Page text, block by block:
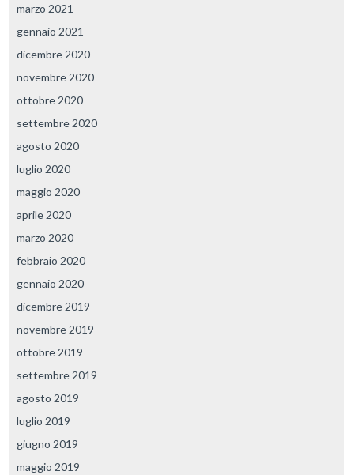
marzo 2021
gennaio 2021
dicembre 2020
novembre 2020
ottobre 2020
settembre 2020
agosto 2020
luglio 2020
maggio 2020
aprile 2020
marzo 2020
febbraio 2020
gennaio 2020
dicembre 2019
novembre 2019
ottobre 2019
settembre 2019
agosto 2019
luglio 2019
giugno 2019
maggio 2019